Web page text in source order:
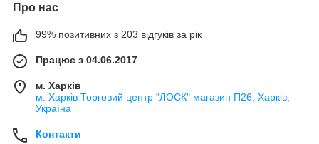
Про нас
99% позитивних з 203 відгуків за рік
Працює з 04.06.2017
м. Харків
м. Харків Торговий центр "ЛОСК" магазин П26, Харків,
Україна
Контакти